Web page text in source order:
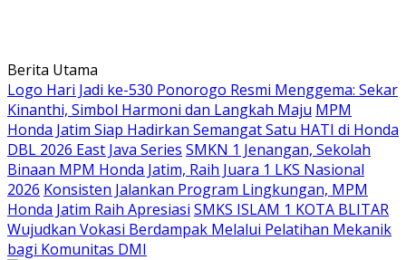
Langsung
ke
konten
Berita Utama
Logo Hari Jadi ke-530 Ponorogo Resmi Menggema: Sekar
Kinanthi, Simbol Harmoni dan Langkah Maju MPM
Honda Jatim Siap Hadirkan Semangat Satu HATI di Honda
DBL 2026 East Java Series SMKN 1 Jenangan, Sekolah
Binaan MPM Honda Jatim, Raih Juara 1 LKS Nasional
2026 Konsisten Jalankan Program Lingkungan, MPM
Honda Jatim Raih Apresiasi SMKS ISLAM 1 KOTA BLITAR
Wujudkan Vokasi Berdampak Melalui Pelatihan Mekanik
bagi Komunitas DMI